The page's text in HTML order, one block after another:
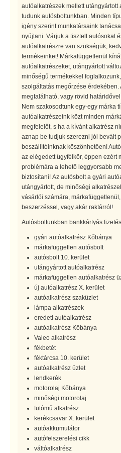
autóalkatrészek mellett utángyártott
tudunk autósboltunkban. Minden
igény szerint munkatársaink
nyújtani. Várjuk a tisztelt autósokat
autóalkatrészre van szükségük,
termékeinket! Márkafüggetlenül
autóalkatrészeket, utángyártott
minőségű termékekkel
szolgáltatás megőrzése
megtalálható, vagy rövid
Nem szakosodtunk egy-egy márka
autóalkatrészeink közt minden
megfelelőt, s ha a kívánt alkatrész
aznap be tudjuk szerezni jól bevált
beszállítóinknak köszönhetően!
az elégedett ügyfélkör, éppen ezért
problémára a lehető leggyorsabb
biztosítani! Az autósbolt a gyári
utángyártott, de minőségi
vásárlói számára,
beszerzéssel, vagy akár raktárról!
Autósboltunkban bankkártyás
gyári autóalkatrész Kőbánya
márkafüggetlen autósbolt
autósbolt 10. kerület
utángyártott autóalkatrész
márkafüggetlen autóalkatrész
új autóalkatrész X. kerület
autóalkatrész szaküzlet
lámpa alkatrészek
eredeti autóalkatrész
autóalkatrész Kőbánya
Valeo alkatrész
fékbetét
féktárcsa 10. kerület
autóalkatrész üzlet
lendkerék
motorolaj Kőbánya
minőségi motorolaj
futómű alkatrész
kerékcsavar X. kerület
autóakkumulátor
autófelszerelési cikk
váltóalkatrész